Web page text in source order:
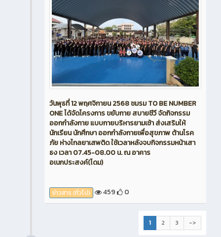
วันพุธที่ 12 พฤศจิกายน 2568 ชมรม TO BE NUMBER
ONE ได้จัดโครงการ ขยับกาย สบายชีวี จัดกิจกรรม
ออกกำลังกาย แบบกายบริหารยามเช้า ส่งเสริมให้
นักเรียน นักศึกษา ออกกำลังกายเพื่อสุขภาพ ต้านโรค
ภัย ห่างไกลยาเสพติด ใช้เวลาหลังจบกิจกรรมหน้าเสา
ธง เวลา 07.45-08.00 น. ณ อาคาร
อเนกประสงค์(โดม)
ข่าวสาร (ทั่วไป) 459 0
1 2 3 ->